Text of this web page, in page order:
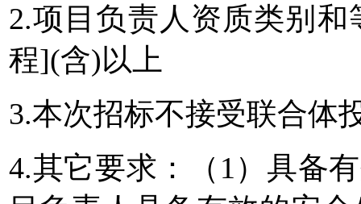
2.项目负责人资质类别
程](含)以上
3.本次招标不接受联合体
4.其它要求：（1）具备